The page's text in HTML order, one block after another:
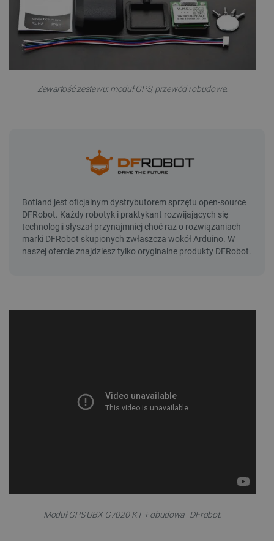
Zawartość zestawu: moduł GPS, przewód i obudowa.
Moduł GPS UBX-G7020-KT + obudowa - DFrobot.